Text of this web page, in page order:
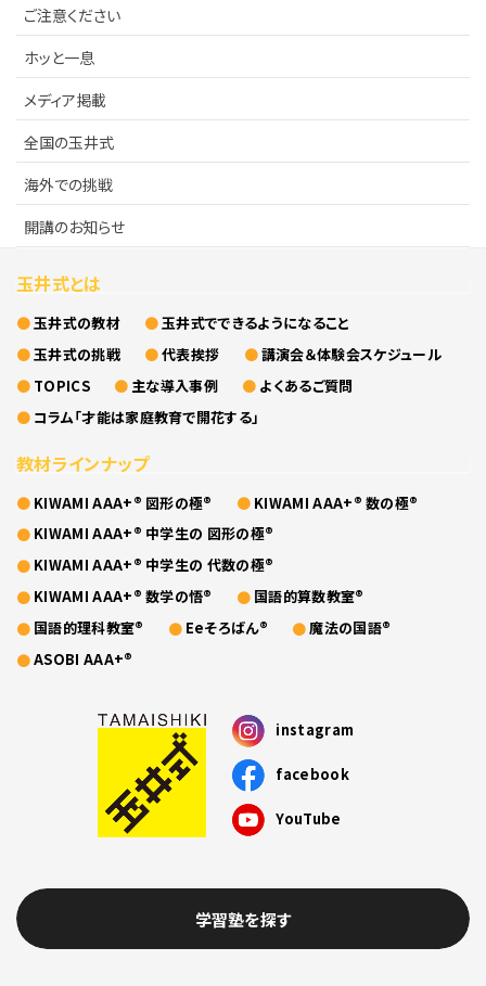
ご注意ください
ホッと一息
メディア掲載
全国の玉井式
海外での挑戦
開講のお知らせ
玉井式とは
玉井式の教材
玉井式でできるようになること
玉井式の挑戦
代表挨拶
講演会＆体験会スケジュール
TOPICS
主な導入事例
よくあるご質問
コラム「才能は家庭教育で開花する」
教材ラインナップ
KIWAMI AAA+® 図形の極®
KIWAMI AAA+® 数の極®
KIWAMI AAA+® 中学生の 図形の極®
KIWAMI AAA+® 中学生の 代数の極®
KIWAMI AAA+® 数学の悟®
国語的算数教室®
国語的理科教室®
Eeそろばん®
魔法の国語®
ASOBI AAA+®
instagram
facebook
YouTube
学習塾を探す